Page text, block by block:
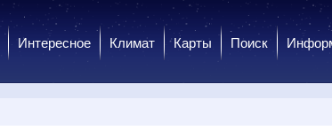
Интересное Климат Карты Поиск